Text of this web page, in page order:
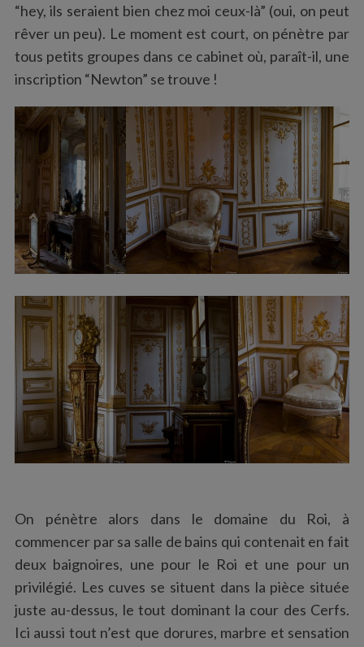
“hey, ils seraient bien chez moi ceux-là” (oui, on peut
rêver un peu). Le moment est court, on pénètre par
tous petits groupes dans ce cabinet où, paraît-il, une
inscription “Newton” se trouve !
On pénètre alors dans le domaine du Roi, à
commencer par sa salle de bains qui contenait en fait
deux baignoires, une pour le Roi et une pour un
privilégié. Les cuves se situent dans la pièce située
juste au-dessus, le tout dominant la cour des Cerfs.
Ici aussi tout n’est que dorures, marbre et sensation